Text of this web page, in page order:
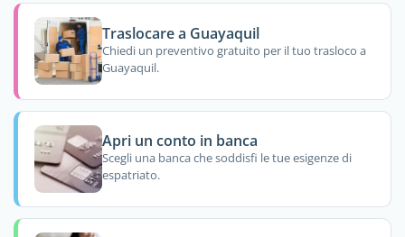
Traslocare a Guayaquil
Chiedi un preventivo gratuito per il tuo trasloco a
Guayaquil.
Apri un conto in banca
Scegli una banca che soddisfi le tue esigenze di
espatriato.